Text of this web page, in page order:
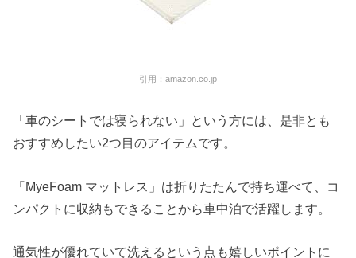
引用：amazon.co.jp
「車のシートでは寝られない」という方には、是非とも
おすすめしたい2つ目のアイテムです。
「MyeFoam マットレス」は折りたたんで持ち運べて、 コ
ンパクトに収納もできることから車中泊で活躍します。
通気性が優れていて洗えるという点も嬉しいポイントに